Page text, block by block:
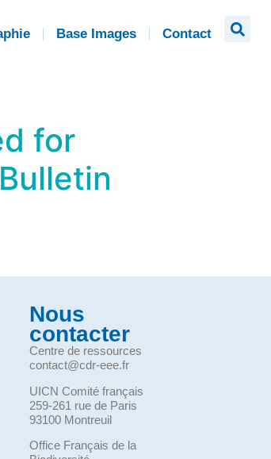
Base Images Contact
for
Nous
contacter
Centre de ressources
contact@cdr-eee.fr
UICN Comité français
259-261 rue de Paris
93100 Montreuil
Office Français de la